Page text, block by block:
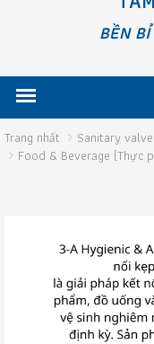
BỀN
Trang nhất
Sanitary
Food & Beverage (Thực